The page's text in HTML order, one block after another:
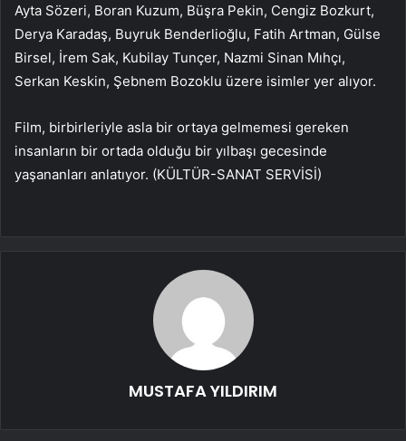
Ayta Sözeri, Boran Kuzum, Büşra Pekin, Cengiz Bozkurt,
Derya Karadaş, Buyruk Benderlioğlu, Fatih Artman, Gülse
Birsel, İrem Sak, Kubilay Tunçer, Nazmi Sinan Mıhçı,
Serkan Keskin, Şebnem Bozoklu üzere isimler yer alıyor.
Film, birbirleriyle asla bir ortaya gelmemesi gereken
insanların bir ortada olduğu bir yılbaşı gecesinde
yaşananları anlatıyor. (KÜLTÜR-SANAT SERVİSİ)
MUSTAFA YILDIRIM